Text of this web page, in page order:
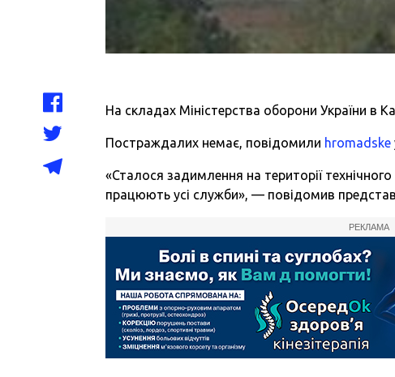
На складах Міністерства оборони України в
Постраждалих немає, повідомили hromadske
«Сталося задимлення на території
працюють усі служби», — повідомив
РЕКЛАМА